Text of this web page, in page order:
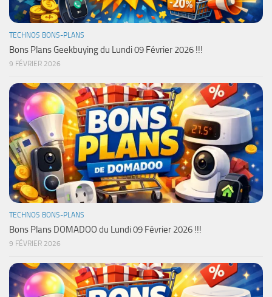
TECHNOS BONS-PLANS
Bons Plans Geekbuying du Lundi 09 Février 2026 !!!
9 FÉVRIER 2026
TECHNOS BONS-PLANS
Bons Plans DOMADOO du Lundi 09 Février 2026 !!!
9 FÉVRIER 2026